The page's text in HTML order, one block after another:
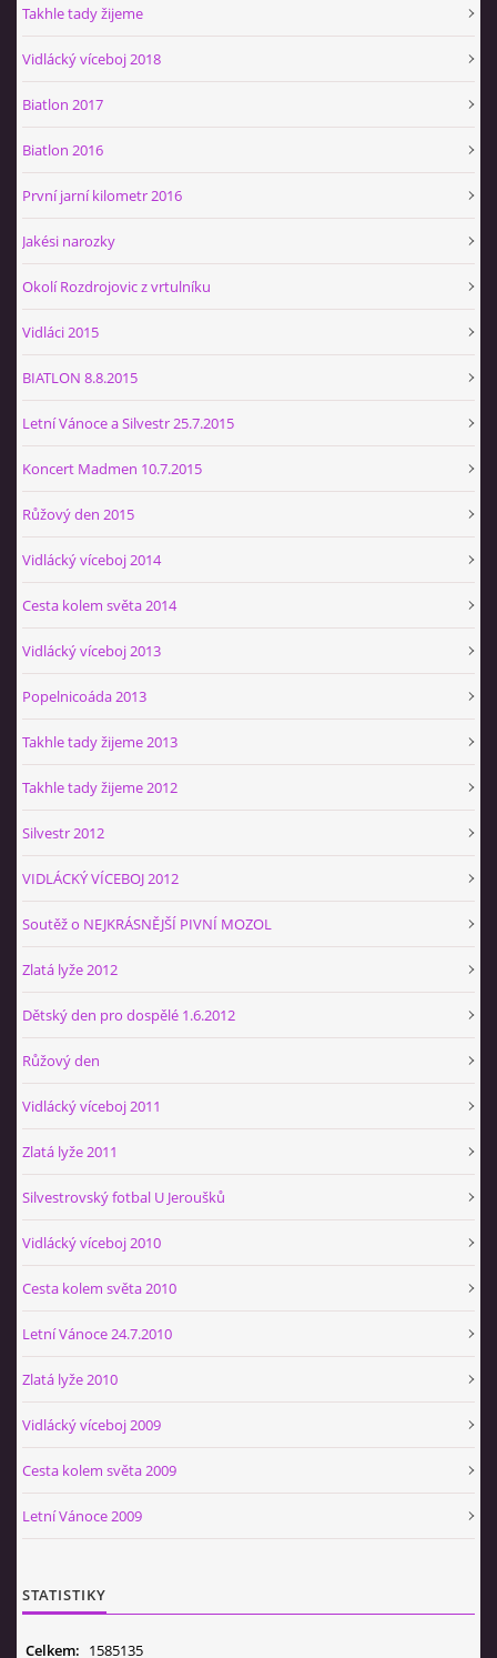
Takhle tady žijeme
Vidlácký víceboj 2018
Biatlon 2017
Biatlon 2016
První jarní kilometr 2016
Jakési narozky
Okolí Rozdrojovic z vrtulníku
Vidláci 2015
BIATLON 8.8.2015
Letní Vánoce a Silvestr 25.7.2015
Koncert Madmen 10.7.2015
Růžový den 2015
Vidlácký víceboj 2014
Cesta kolem světa 2014
Vidlácký víceboj 2013
Popelnicoáda 2013
Takhle tady žijeme 2013
Takhle tady žijeme 2012
Silvestr 2012
VIDLÁCKÝ VÍCEBOJ 2012
Soutěž o NEJKRÁSNĚJŠÍ PIVNÍ MOZOL
Zlatá lyže 2012
Dětský den pro dospělé 1.6.2012
Růžový den
Vidlácký víceboj 2011
Zlatá lyže 2011
Silvestrovský fotbal U Jeroušků
Vidlácký víceboj 2010
Cesta kolem světa 2010
Letní Vánoce 24.7.2010
Zlatá lyže 2010
Vidlácký víceboj 2009
Cesta kolem světa 2009
Letní Vánoce 2009
STATISTIKY
Celkem: 1585135